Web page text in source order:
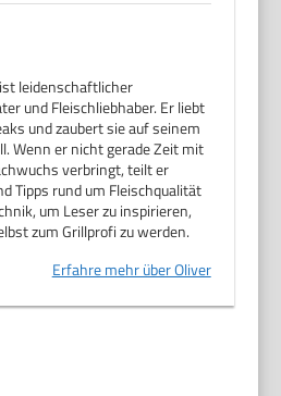
leidenschaftlicher
und Fleischliebhaber. Er liebt
und zaubert sie auf seinem
Wenn er nicht gerade Zeit mit
verbringt, teilt er
Tipps rund um Fleischqualität
um Leser zu inspirieren,
zum Grillprofi zu werden.
Erfahre mehr über Oliver